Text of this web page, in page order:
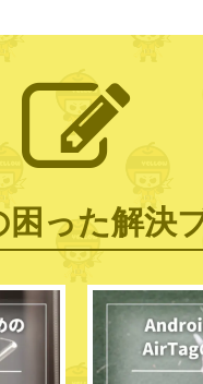
困った解決